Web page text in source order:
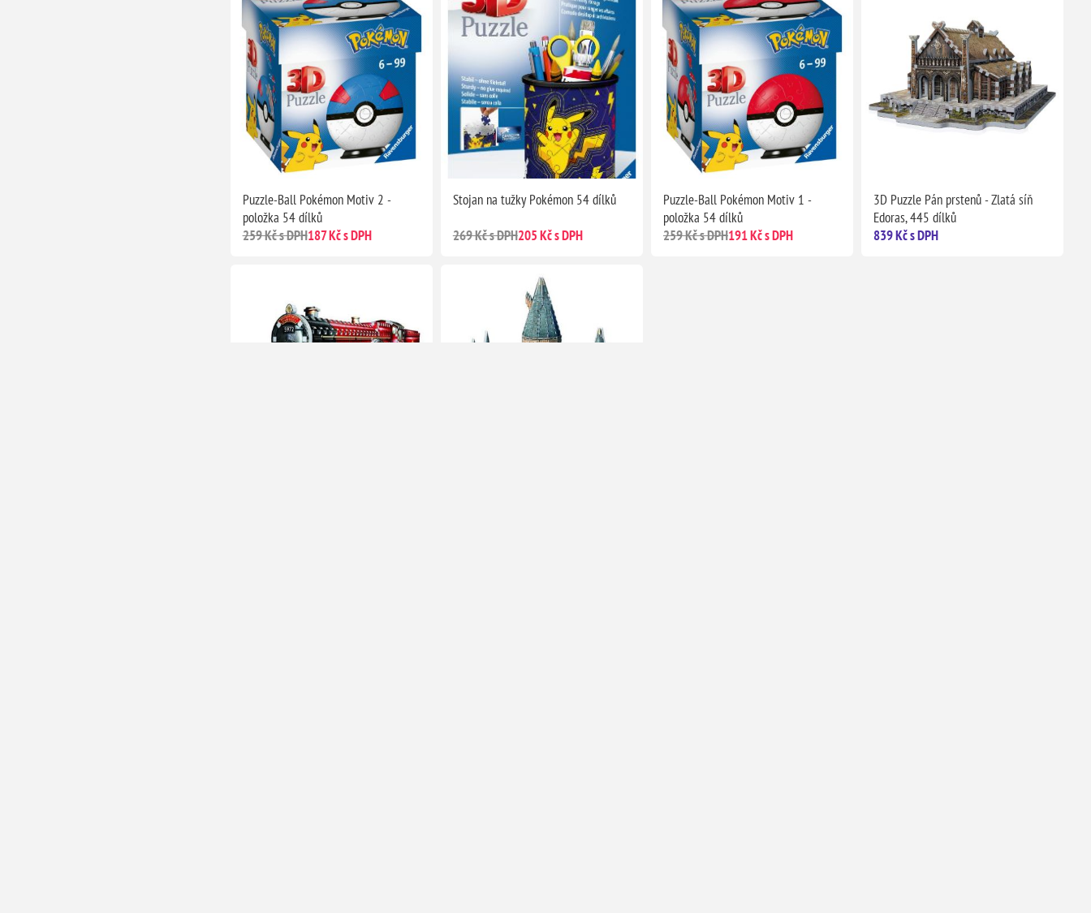
Puzzle-Ball Pokémon Motiv 2 -
položka 54 dílků
259 Kč s DPH187 Kč s DPH
Stojan na tužky Pokémon 54 dílků
269 Kč s DPH205 Kč s DPH
Puzzle-Ball Pokémon Motiv 1 -
položka 54 dílků
259 Kč s DPH191 Kč s DPH
3D Puzzle Pán prstenů - Zlatá síň
Edoras, 445 dílků
839 Kč s DPH